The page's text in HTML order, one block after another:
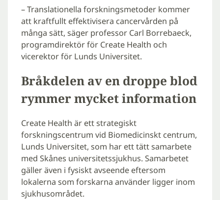
– Translationella forskningsmetoder kommer
att kraftfullt effektivisera cancervården på
många sätt, säger professor Carl Borrebaeck,
programdirektör för Create Health och
vicerektor för Lunds Universitet.
Bråkdelen av en droppe blod
rymmer mycket information
Create Health är ett strategiskt
forskningscentrum vid Biomedicinskt centrum,
Lunds Universitet, som har ett tätt samarbete
med Skånes universitetssjukhus. Samarbetet
gäller även i fysiskt avseende eftersom
lokalerna som forskarna använder ligger inom
sjukhusområdet.